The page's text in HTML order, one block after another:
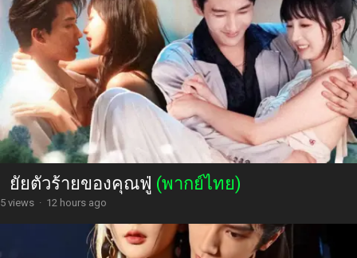
ยัยตัวร้ายของคุณฟู่ (พากย์ไทย)
5 views · 12 hours ago